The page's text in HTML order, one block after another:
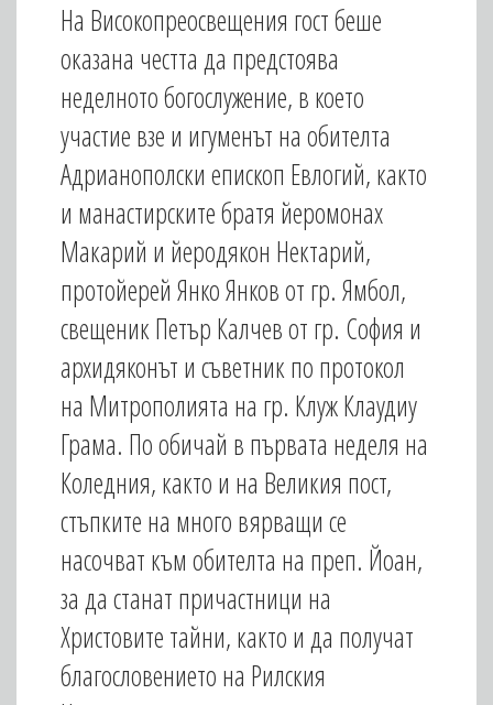
На Високопреосвещения гост беше
оказана честта да предстоява
неделното богослужение, в което
участие взе и игуменът на обителта
Адрианополски епископ Евлогий, както
и манастирските братя йеромонах
Макарий и йеродякон Нектарий,
протойерей Янко Янков от гр. Ямбол,
свещеник Петър Калчев от гр. София и
архидяконът и съветник по протокол
на Митрополията на гр. Клуж Клаудиу
Грама. По обичай в първата неделя на
Коледния, както и на Великия пост,
стъпките на много вярващи се
насочват към обителта на преп. Йоан,
за да станат причастници на
Христовите тайни, както и да получат
благословението на Рилския